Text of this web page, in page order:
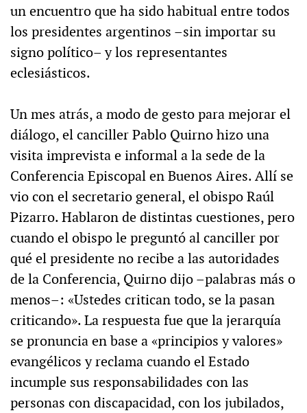
un encuentro que ha sido habitual entre todos
los presidentes argentinos –sin importar su
signo político– y los representantes
eclesiásticos.
Un mes atrás, a modo de gesto para mejorar el
diálogo, el canciller Pablo Quirno hizo una
visita imprevista e informal a la sede de la
Conferencia Episcopal en Buenos Aires. Allí se
vio con el secretario general, el obispo Raúl
Pizarro. Hablaron de distintas cuestiones, pero
cuando el obispo le preguntó al canciller por
qué el presidente no recibe a las autoridades
de la Conferencia, Quirno dijo –palabras más o
menos–: «Ustedes critican todo, se la pasan
criticando». La respuesta fue que la jerarquía
se pronuncia en base a «principios y valores»
evangélicos y reclama cuando el Estado
incumple sus responsabilidades con las
personas con discapacidad, con los jubilados,